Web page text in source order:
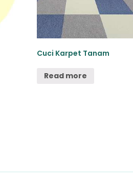
Cuci Karpet Tanam
Read more